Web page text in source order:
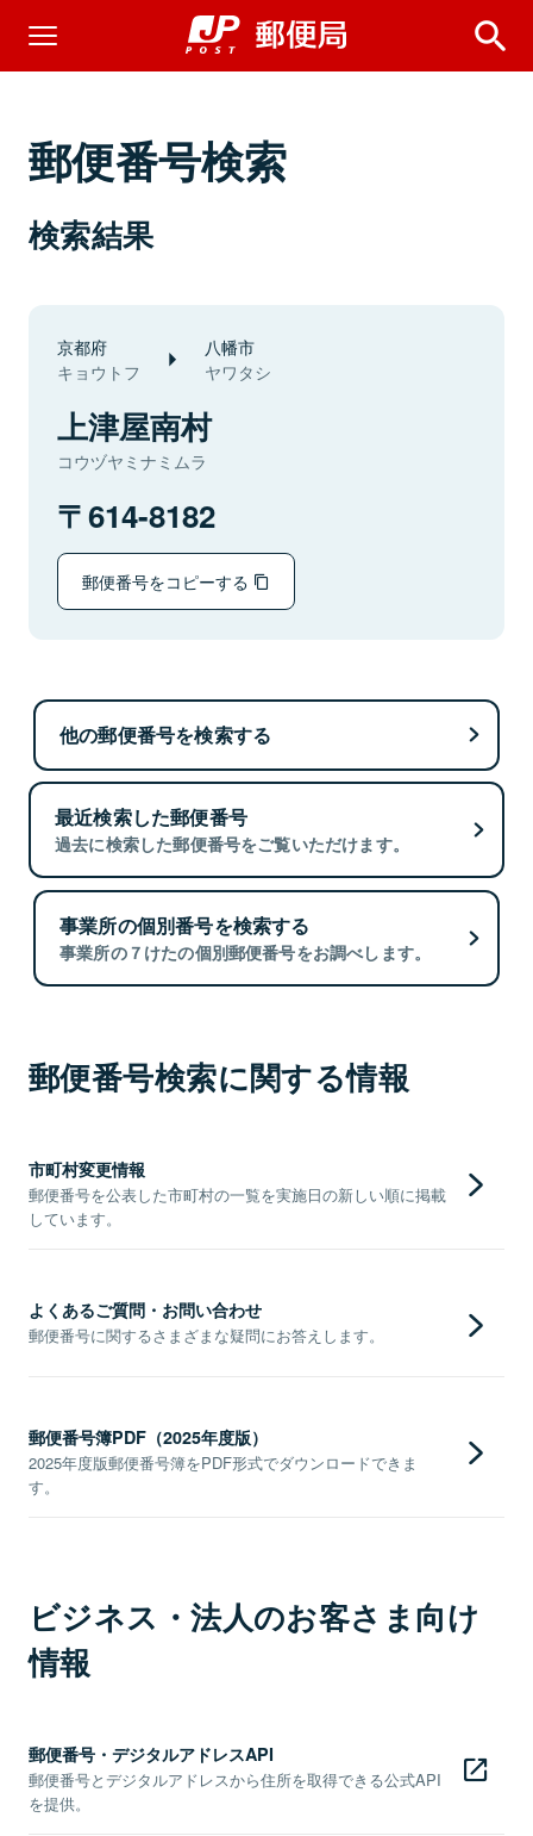
郵便番号検索
検索結果
京都府
キョウトフ
八幡市
ヤワタシ
上津屋南村
コウヅヤミナミムラ
614-8182
郵便番号をコピーする
他の郵便番号を検索する
最近検索した郵便番号
過去に検索した郵便番号をご覧いただけます。
事業所の個別番号を検索する
事業所の７けたの個別郵便番号をお調べします。
郵便番号検索に関する情報
市町村変更情報
郵便番号を公表した市町村の一覧を実施日の新しい順に掲載
しています。
よくあるご質問・お問い合わせ
郵便番号に関するさまざまな疑問にお答えします。
郵便番号簿PDF（2025年度版）
2025年度版郵便番号簿をPDF形式でダウンロードできま
す。
ビジネス・法人のお客さま向け
情報
郵便番号・デジタルアドレスAPI
郵便番号とデジタルアドレスから住所を取得できる公式API
を提供。